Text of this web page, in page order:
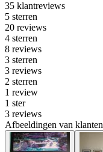
35 klantreviews
5 sterren
20 reviews
4 sterren
8 reviews
3 sterren
3 reviews
2 sterren
1 review
1 ster
3 reviews
Afbeeldingen van klanten